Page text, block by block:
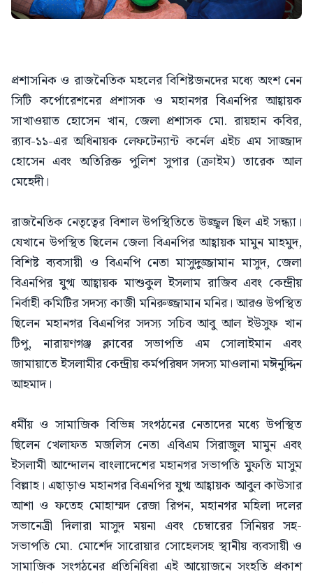
প্রশাসনিক ও রাজনৈতিক মহলের বিশিষ্টজনদের মধ্যে অংশ নেন
সিটি কর্পোরেশনের প্রশাসক ও মহানগর বিএনপির আহ্বায়ক
সাখাওয়াত হোসেন খান, জেলা প্রশাসক মো. রায়হান কবির,
র‍্যাব-১১-এর অধিনায়ক লেফটেন্যান্ট কর্নেল এইচ এম সাজ্জাদ
হোসেন এবং অতিরিক্ত পুলিশ সুপার (ক্রাইম) তারেক আল
মেহেদী।
রাজনৈতিক নেতৃত্বের বিশাল উপস্থিতিতে উজ্জ্বল ছিল এই সন্ধ্যা।
যেখানে উপস্থিত ছিলেন জেলা বিএনপির আহ্বায়ক মামুন মাহমুদ,
বিশিষ্ট ব্যবসায়ী ও বিএনপি নেতা মাসুদুজ্জামান মাসুদ, জেলা
বিএনপির যুগ্ম আহ্বায়ক মাশুকুল ইসলাম রাজিব এবং কেন্দ্রীয়
নির্বাহী কমিটির সদস্য কাজী মনিরুজ্জামান মনির। আরও উপস্থিত
ছিলেন মহানগর বিএনপির সদস্য সচিব আবু আল ইউসুফ খান
টিপু, নারায়ণগঞ্জ ক্লাবের সভাপতি এম সোলাইমান এবং
জামায়াতে ইসলামীর কেন্দ্রীয় কর্মপরিষদ সদস্য মাওলানা মঈনুদ্দিন
আহমাদ।
ধর্মীয় ও সামাজিক বিভিন্ন সংগঠনের নেতাদের মধ্যে উপস্থিত
ছিলেন খেলাফত মজলিস নেতা এবিএম সিরাজুল মামুন এবং
ইসলামী আন্দোলন বাংলাদেশের মহানগর সভাপতি মুফতি মাসুম
বিল্লাহ। এছাড়াও মহানগর বিএনপির যুগ্ম আহ্বায়ক আবুল কাউসার
আশা ও ফতেহ মোহাম্মদ রেজা রিপন, মহানগর মহিলা দলের
সভানেত্রী দিলারা মাসুদ ময়না এবং চেম্বারের সিনিয়র সহ-
সভাপতি মো. মোর্শেদ সারোয়ার সোহেলসহ স্থানীয় ব্যবসায়ী ও
সামাজিক সংগঠনের প্রতিনিধিরা এই আয়োজনে সংহতি প্রকাশ